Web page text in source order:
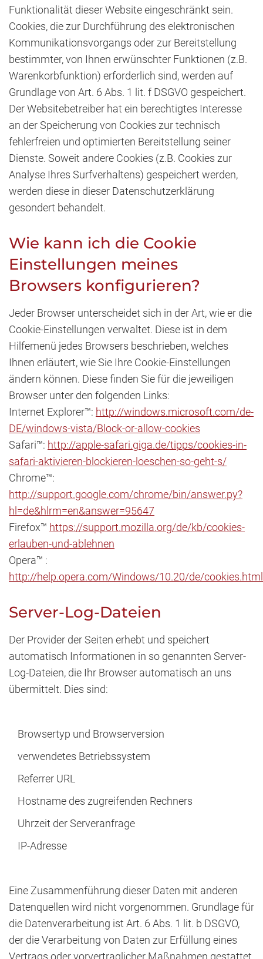
Funktionalität dieser Website eingeschränkt sein.
Cookies, die zur Durchführung des elektronischen
Kommunikationsvorgangs oder zur Bereitstellung
bestimmter, von Ihnen erwünschter Funktionen (z.B.
Warenkorbfunktion) erforderlich sind, werden auf
Grundlage von Art. 6 Abs. 1 lit. f DSGVO gespeichert.
Der Websitebetreiber hat ein berechtigtes Interesse
an der Speicherung von Cookies zur technisch
fehlerfreien und optimierten Bereitstellung seiner
Dienste. Soweit andere Cookies (z.B. Cookies zur
Analyse Ihres Surfverhaltens) gespeichert werden,
werden diese in dieser Datenschutzerklärung
gesondert behandelt.
Wie kann ich die Cookie
Einstellungen meines
Browsers konfigurieren?
Jeder Browser unterscheidet sich in der Art, wie er die
Cookie-Einstellungen verwaltet. Diese ist in dem
Hilfemenü jedes Browsers beschrieben, welches
Ihnen erläutert, wie Sie Ihre Cookie-Einstellungen
ändern können. Diese finden Sie für die jeweiligen
Browser unter den folgenden Links:
Internet Explorer™: http://windows.microsoft.com/de-
DE/windows-vista/Block-or-allow-cookies
Safari™: http://apple-safari.giga.de/tipps/cookies-in-
safari-aktivieren-blockieren-loeschen-so-geht-s/
Chrome™:
http://support.google.com/chrome/bin/answer.py?
hl=de&hlrm=en&answer=95647
Firefox™ https://support.mozilla.org/de/kb/cookies-
erlauben-und-ablehnen
Opera™ :
http://help.opera.com/Windows/10.20/de/cookies.html
Server-Log-Dateien
Der Provider der Seiten erhebt und speichert
automatisch Informationen in so genannten Server-
Log-Dateien, die Ihr Browser automatisch an uns
übermittelt. Dies sind:
Browsertyp und Browserversion
verwendetes Betriebssystem
Referrer URL
Hostname des zugreifenden Rechners
Uhrzeit der Serveranfrage
IP-Adresse
Eine Zusammenführung dieser Daten mit anderen
Datenquellen wird nicht vorgenommen. Grundlage für
die Datenverarbeitung ist Art. 6 Abs. 1 lit. b DSGVO,
der die Verarbeitung von Daten zur Erfüllung eines
Vertrags oder vorvertraglicher Maßnahmen gestattet.